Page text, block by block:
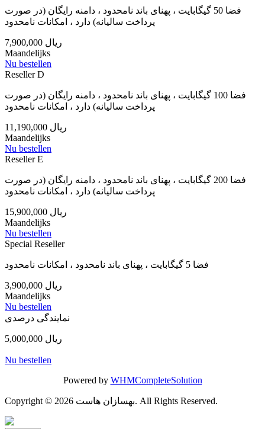
فضا 50 گیگابایت ، پهنای باند نامحدود ، دامنه رایگان (در صورت
پرداخت سالیانه) دارد ، امکانات نامحدود
7,900,000 ریال
Maandelijks
Nu bestellen
Reseller D
فضا 100 گیگابایت ، پهنای باند نامحدود ، دامنه رایگان (در صورت
پرداخت سالیانه) دارد ، امکانات نامحدود
11,190,000 ریال
Maandelijks
Nu bestellen
Reseller E
فضا 200 گیگابایت ، پهنای باند نامحدود ، دامنه رایگان (در صورت
پرداخت سالیانه) دارد ، امکانات نامحدود
15,900,000 ریال
Maandelijks
Nu bestellen
Special Reseller
فضا 5 گیگابایت ، پهنای باند نامحدود ، امکانات نامحدود
3,900,000 ریال
Maandelijks
Nu bestellen
نمایندگی درصدی
5,000,000 ریال
Nu bestellen
Powered by WHMCompleteSolution
Copyright © 2026 بهسازان هاست. All Rights Reserved.